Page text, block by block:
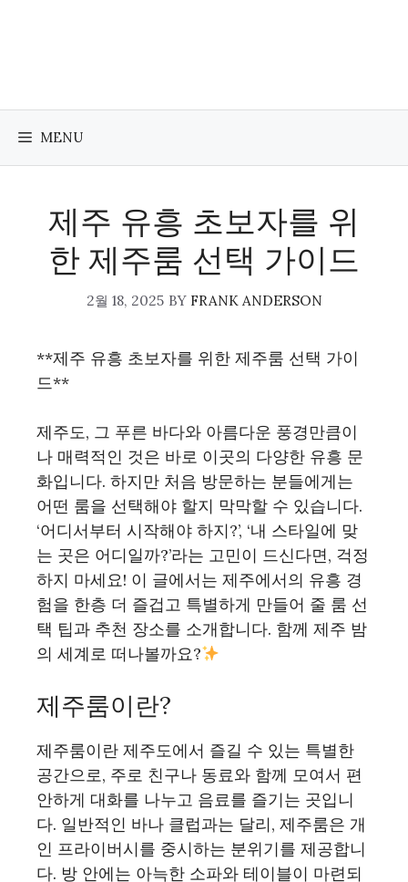
MENU
제주 유흥 초보자를 위
한 제주룸 선택 가이드
2월 18, 2025 BY FRANK ANDERSON
**제주 유흥 초보자를 위한 제주룸 선택 가이
드**
제주도, 그 푸른 바다와 아름다운 풍경만큼이
나 매력적인 것은 바로 이곳의 다양한 유흥 문
화입니다. 하지만 처음 방문하는 분들에게는
어떤 룸을 선택해야 할지 막막할 수 있습니다.
‘어디서부터 시작해야 하지?’, ‘내 스타일에 맞
는 곳은 어디일까?’라는 고민이 드신다면, 걱정
하지 마세요! 이 글에서는 제주에서의 유흥 경
험을 한층 더 즐겁고 특별하게 만들어 줄 룸 선
택 팁과 추천 장소를 소개합니다. 함께 제주 밤
의 세계로 떠나볼까요?
제주룸이란?
제주룸이란 제주도에서 즐길 수 있는 특별한
공간으로, 주로 친구나 동료와 함께 모여서 편
안하게 대화를 나누고 음료를 즐기는 곳입니
다. 일반적인 바나 클럽과는 달리, 제주룸은 개
인 프라이버시를 중시하는 분위기를 제공합니
다. 방 안에는 아늑한 소파와 테이블이 마련되